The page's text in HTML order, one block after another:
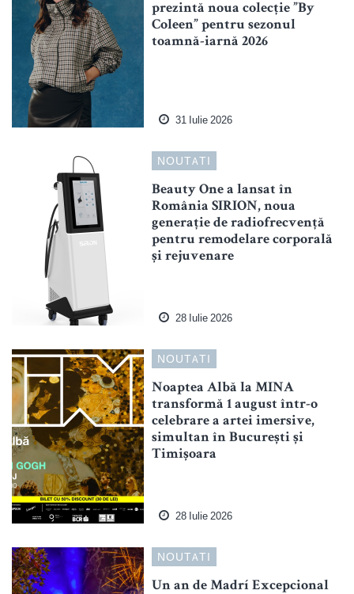
prezintă noua colecție ”By
Coleen” pentru sezonul
toamnă-iarnă 2026
31 Iulie 2026
NOUTATI
Beauty One a lansat în
România SIRION, noua
generație de radiofrecvență
pentru remodelare corporală
și rejuvenare
28 Iulie 2026
NOUTATI
Noaptea Albă la MINA
transformă 1 august într-o
celebrare a artei imersive,
simultan în București și
Timișoara
28 Iulie 2026
NOUTATI
Un an de Madrí Excepcional